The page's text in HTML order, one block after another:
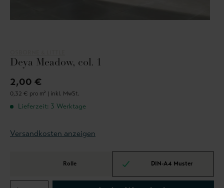
Deya Meadow, col. 1
2,00 €
0,32 € pro m² | inkl. MwSt.
Lieferzeit: 3 Werktage
Versandkosten anzeigen
Rolle DIN-A4 Muster